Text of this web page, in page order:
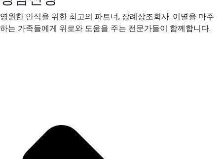
영원한 안식을 위한 최고의 파트너, 장례상조회사. 이별을 마주
하는 가족들에게 위로와 도움을 주는 전문가들이 함께합니다.